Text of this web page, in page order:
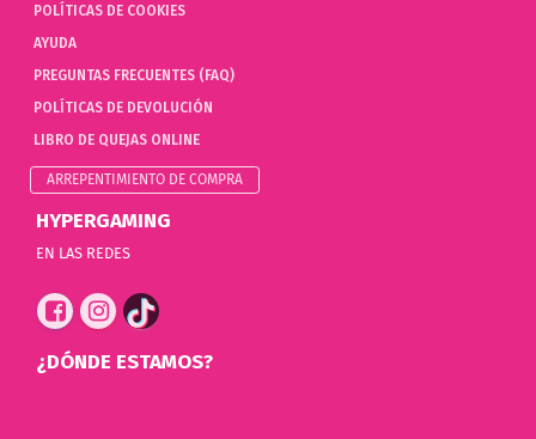
POLÍTICAS DE COOKIES
AYUDA
PREGUNTAS FRECUENTES (FAQ)
POLÍTICAS DE DEVOLUCIÓN
LIBRO DE QUEJAS ONLINE
ARREPENTIMIENTO DE COMPRA
HYPERGAMING
EN LAS REDES
¿DÓNDE ESTAMOS?